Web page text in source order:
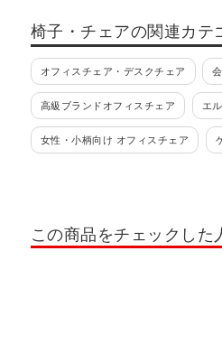
椅子・チェアの関連カテ
オフィスチェア・デスクチェア
高級ブランドオフィスチェア エ
女性・小柄向け オフィスチェア
カウンターチェア 木製 カウンタ
この商品をチェックした